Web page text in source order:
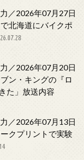
／2026年07月27日
北海道にバイクポ
／2026年07月20日
ン・キングの『ロ
た」放送内容
／2026年07月13日
クプリントで実験